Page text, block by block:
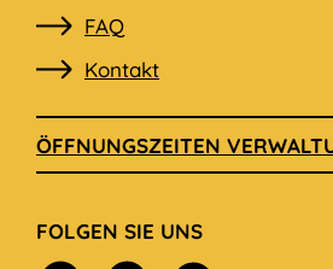
FAQ
Kontakt
ÖFFNUNGSZEITEN
FOLGEN SIE UNS